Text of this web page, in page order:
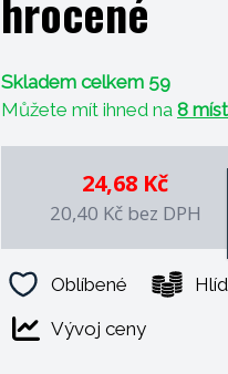
hrocené
Skladem celkem 59
Můžete mít ihned na 8
24,68 Kč
20,40 Kč bez DPH
Oblíbené
Vývoj ceny